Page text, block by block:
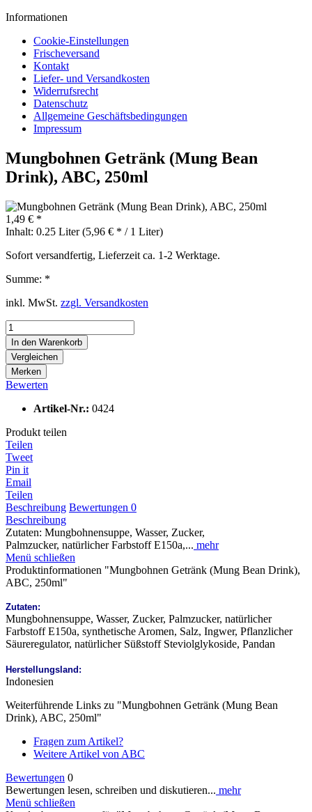
Informationen
Cookie-Einstellungen
Frischeversand
Kontakt
Liefer- und Versandkosten
Widerrufsrecht
Datenschutz
Allgemeine Geschäftsbedingungen
Impressum
Mungbohnen Getränk (Mung Bean
Drink), ABC, 250ml
1,49 € *
Inhalt: 0.25 Liter (5,96 € * / 1 Liter)
Sofort versandfertig, Lieferzeit ca. 1-2 Werktage.
Summe: *
inkl. MwSt. zzgl. Versandkosten
In den Warenkorb
Vergleichen
Merken
Bewerten
Artikel-Nr.: 0424
Produkt teilen
Teilen
Tweet
Pin it
Email
Teilen
Beschreibung Bewertungen 0
Beschreibung
Zutaten: Mungbohnensuppe, Wasser, Zucker,
Palmzucker, natürlicher Farbstoff E150a,... mehr
Menü schließen
Produktinformationen "Mungbohnen Getränk (Mung Bean Drink),
ABC, 250ml"
Zutaten:
Mungbohnensuppe, Wasser, Zucker, Palmzucker, natürlicher
Farbstoff E150a, synthetische Aromen, Salz, Ingwer, Pflanzlicher
Säureregulator, natürlicher Süßstoff Steviolglykoside, Pandan
Herstellungsland:
Indonesien
Weiterführende Links zu "Mungbohnen Getränk (Mung Bean
Drink), ABC, 250ml"
Fragen zum Artikel?
Weitere Artikel von ABC
Bewertungen 0
Bewertungen lesen, schreiben und diskutieren... mehr
Menü schließen